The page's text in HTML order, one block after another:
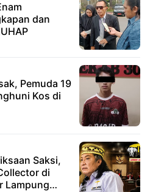
dan
Pemuda 19
Kos di
Saksi,
di
Lampung